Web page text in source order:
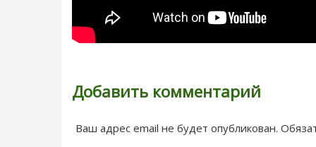
Добавить комментарий
Ваш адрес email не будет опубликован.